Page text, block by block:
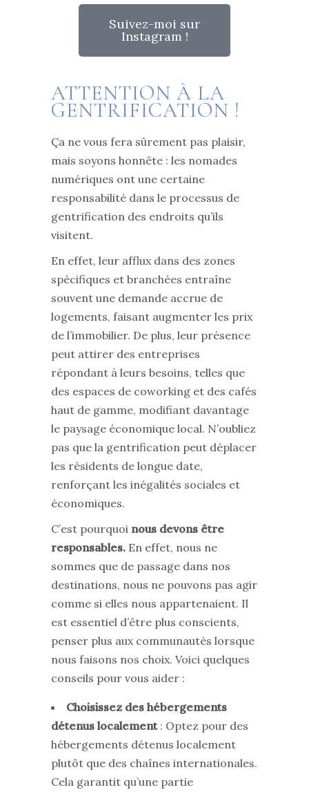
Suivez-moi sur
Instagram !
ATTENTION À LA
GENTRIFICATION !
Ça ne vous fera sûrement pas plaisir,
mais soyons honnête : les nomades
numériques ont une certaine
responsabilité dans le processus de
gentrification des endroits qu’ils
visitent.
En effet, leur afflux dans des zones
spécifiques et branchées entraîne
souvent une demande accrue de
logements, faisant augmenter les prix
de l’immobilier. De plus, leur présence
peut attirer des entreprises
répondant à leurs besoins, telles que
des espaces de coworking et des cafés
haut de gamme, modifiant davantage
le paysage économique local. N’oubliez
pas que la gentrification peut déplacer
les résidents de longue date,
renforçant les inégalités sociales et
économiques.
C’est pourquoi nous devons être
responsables. En effet, nous ne
sommes que de passage dans nos
destinations, nous ne pouvons pas agir
comme si elles nous appartenaient. Il
est essentiel d’être plus conscients,
penser plus aux communautés lorsque
nous faisons nos choix. Voici quelques
conseils pour vous aider :
Choisissez des hébergements
détenus localement: Optez pour des
hébergements détenus localement
plutôt que des chaînes internationales.
Cela garantit qu’une partie